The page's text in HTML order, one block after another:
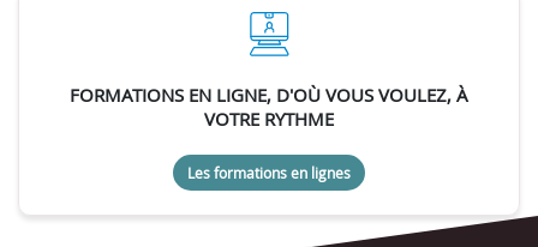
FORMATIONS EN LIGNE, D'OÙ VOUS VOULEZ, À
VOTRE RYTHME
Les formations en lignes